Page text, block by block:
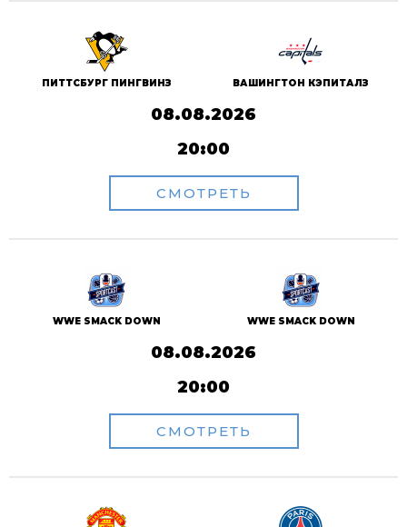
ПИТТСБУРГ ПИНГВИНЗ ВАШИНГТОН КЭПИТАЛЗ
08.08.2026
20:00
СМОТРЕТЬ
WWE SMACK DOWN WWE SMACK DOWN
08.08.2026
20:00
СМОТРЕТЬ